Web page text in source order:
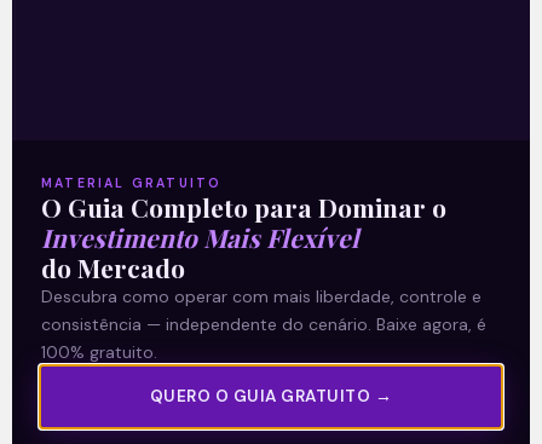
Dólar baixo, inflação mansa
Divulgado pela Fundação Getulio Vargas
(FGV) na manhã desta segunda-feira
(7), o Índice Geral de Preços –
Disponibilidade Interna (IGP-DI) traz
tanto um número preocupante
MATERIAL GRATUITO
O Guia Completo para Dominar o
Investimento Mais Flexível
do Mercado
Descubra como operar com mais liberdade, controle e
consistência — independente do cenário. Baixe agora, é
100% gratuito.
QUERO O GUIA GRATUITO →